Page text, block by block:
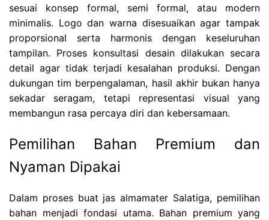
sesuai konsep formal, semi formal, atau modern
minimalis. Logo dan warna disesuaikan agar tampak
proporsional serta harmonis dengan keseluruhan
tampilan. Proses konsultasi desain dilakukan secara
detail agar tidak terjadi kesalahan produksi. Dengan
dukungan tim berpengalaman, hasil akhir bukan hanya
sekadar seragam, tetapi representasi visual yang
membangun rasa percaya diri dan kebersamaan.
Pemilihan Bahan Premium dan
Nyaman Dipakai
Dalam proses buat jas almamater Salatiga, pemilihan
bahan menjadi fondasi utama. Bahan premium yang